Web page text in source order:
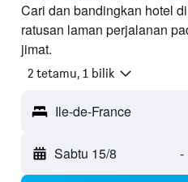
Cari dan bandingkan hotel
ratusan laman perjalanan
jimat.
2 tetamu, 1 bilik
Ile-de-France
Sabtu 15/8 -